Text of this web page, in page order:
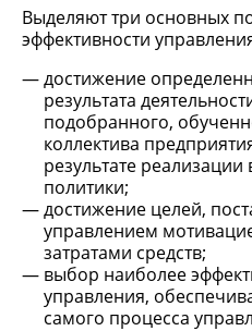
Выделяют три основных
эффективности
достижение
результата
подобранного,
коллектива
результате
политики;
достижение целей,
управлением
затратами средств;
выбор наиболее
управления,
самого процесса